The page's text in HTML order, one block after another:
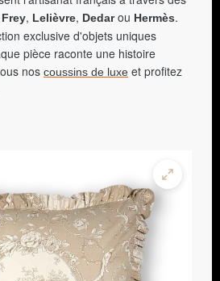
, Lelièvre, Dedarou Hermès.
exclusive d'objets uniques
pièce raconte une histoire
nos coussins de luxe et profitez